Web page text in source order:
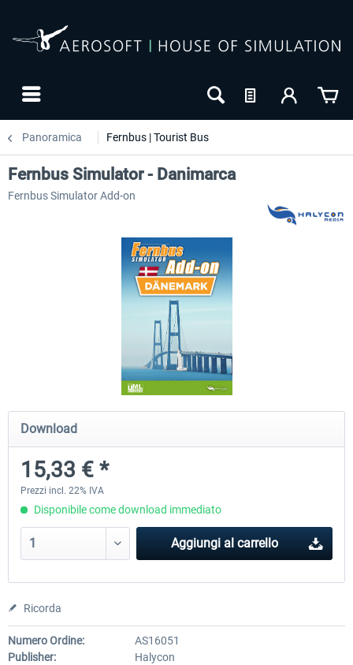
Panoramica Fernbus | Tourist Bus
Fernbus Simulator - Platinum Edition
40,96 € *
Fernbus Simulator -
Fernbus Simulator - Danimarca
Fernbus Simulator Add-on
Download
15,33 € *
Prezzi incl. 22% IVA
Disponibile come download immediato
Aggiungi al carrello
Ricorda
Numero Ordine:
AS16051
Publisher:
Halycon